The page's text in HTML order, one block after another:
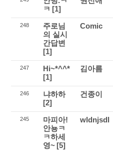
ㅋ [1]
248
주로님
의 실시
간답변
[1]
Comic
247
Hi~*^^*
[1]
김아름
246
냐하하
[2]
건종이
245
마피아!
안뇽ㅋ
ㅋ하세
영~ [5]
wldnjsdl